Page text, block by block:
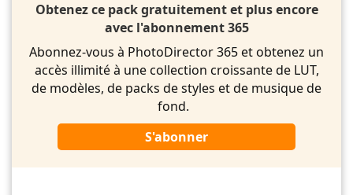
Obtenez ce pack gratuitement et plus encore
avec l'abonnement 365
Abonnez-vous à PhotoDirector 365 et obtenez un
accès illimité à une collection croissante de LUT,
de modèles, de packs de styles et de musique de
fond.
S'abonner